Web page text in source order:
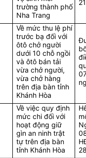
trường thành phố
Nha Trang
Về mức thu lệ phí
trước bạ đối với
ôtô chở người
dưới 10 chỗ ngồi
và ôtô bán tải
vừa chở người,
vừa chở hàng
trên địa bàn tỉnh
Khánh Hòa
Về việc quy định
mức chi đối với
hoạt động giữ
gìn an ninh trật
tự trên địa bàn
tỉnh Khánh Hòa